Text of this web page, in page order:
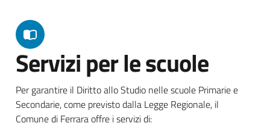
Servizi per le scuole
Per garantire il Diritto allo Studio nelle scuole Primarie e
Secondarie, come previsto dalla Legge Regionale, il
Comune di Ferrara offre i servizi di: